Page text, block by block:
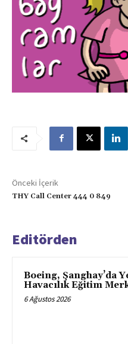
Önceki İçerik
THY Call Center 444 0 849
Editörden
Boeing, Şanghay’da
Havacılık Eğitim
6 Ağustos 2026